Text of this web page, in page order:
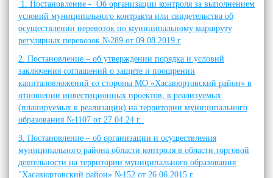
1. Постановление - Об организации контроля за выполнением
условий муниципального контракта или свидетельства об
осуществлении перевозок по муниципальному маршруту
регулярных перевозок №289 от 09.08.2019 г
2. Постановление – об утверждении порядка и условий
заключения соглашений о защите и поощрении
капиталовложений со стороны МО «Хасавюртовский район» в
отношении инвестиционных проектов, в реализуемых
(планируемых к реализации) на территории муниципального
образования №1107 от 27.04.24 г.
3. Постановление – об организации и осуществления
муниципального района области контроля в области торговой
деятельности на территории муниципального образования
"Хасавюртовский район» №152 от 26.06.2015 г.